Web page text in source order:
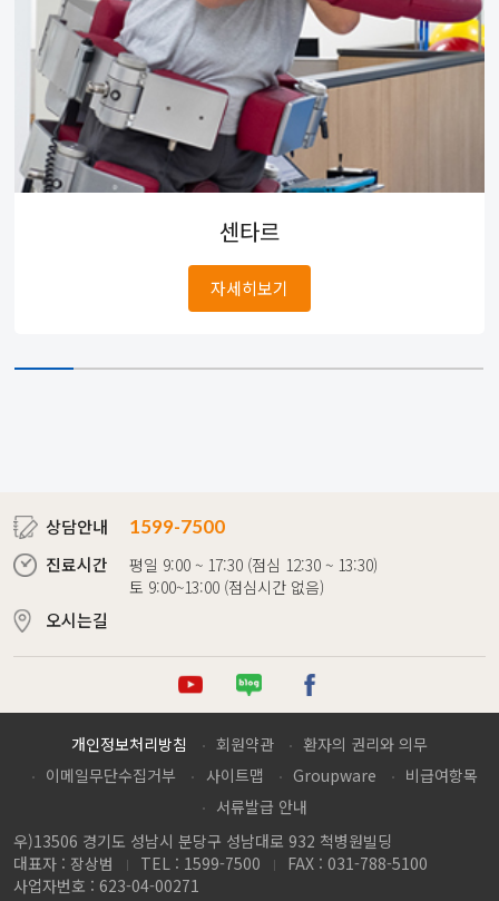
센타르
자세히보기
상담안내
1599-7500
진료시간
평일 9:00 ~ 17:30 (점심 12:30 ~ 13:30)
토 9:00~13:00 (점심시간 없음)
오시는길
튜브 로그 이스북
개인정보처리방침 회원약관
환자의 권리와 의무
이메일무단수집거부
사이트맵 Groupware
비급여항목
서류발급 안내
우)13506 경기도 성남시 분당구 성남대로 932 척병원빌딩
대표자 : 장상범
TEL : 1599-7500
FAX : 031-788-5100
사업자번호 : 623-04-00271